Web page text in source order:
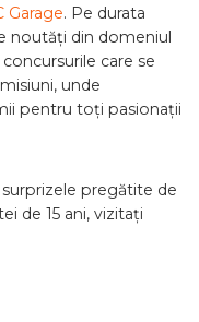
Garage. Pe durata
noutăți din domeniul
care se
unde
pentru toți pasionații
pregătite de
de 15 ani, vizitați